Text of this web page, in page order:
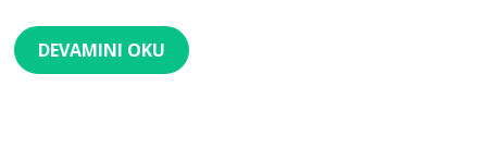
DEVAMINI OKU